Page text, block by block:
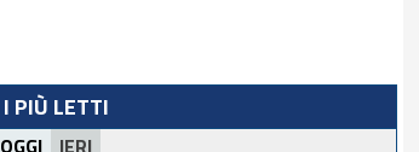
I PIÙ LETTI
OGGI IERI